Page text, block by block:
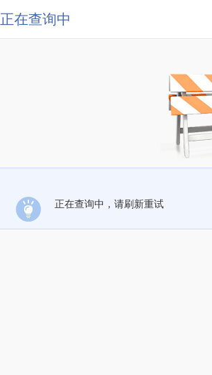
正在查询中
正在查询中，请刷新重试